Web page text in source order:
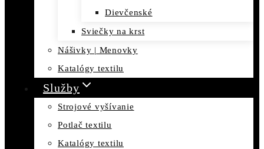
Dievčenské
Sviečky na krst
Nášivky | Menovky
Katalógy textilu
Služby
Strojové vyšívanie
Potlač textilu
Katalógy textilu